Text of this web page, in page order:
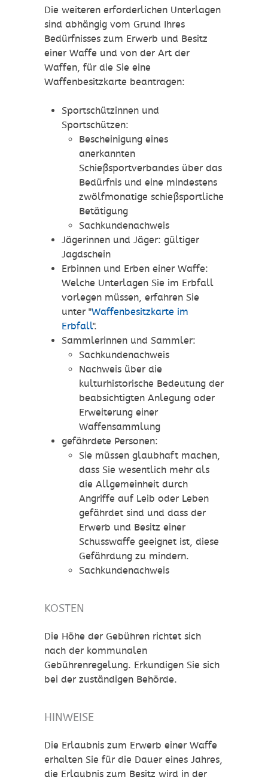
Die weiteren erforderlichen Unterlagen
sind abhängig vom Grund Ihres
Bedürfnisses zum Erwerb und Besitz
einer Waffe und von der Art der
Waffen, für die Sie eine
Waffenbesitzkarte beantragen:
Sportschützinnen und
Sportschützen:
Bescheinigung eines
anerkannten
Schießsportverbandes über das
Bedürfnis und eine mindestens
zwölfmonatige schießsportliche
Betätigung
Sachkundenachweis
Jägerinnen und Jäger: gültiger
Jagdschein
Erbinnen und Erben einer Waffe:
Welche Unterlagen Sie im Erbfall
vorlegen müssen, erfahren Sie
unter "Waffenbesitzkarte im
Erbfall".
Sammlerinnen und Sammler:
Sachkundenachweis
Nachweis über die
kulturhistorische Bedeutung der
beabsichtigten Anlegung oder
Erweiterung einer
Waffensammlung
gefährdete Personen:
Sie müssen glaubhaft machen,
dass Sie wesentlich mehr als
die Allgemeinheit durch
Angriffe auf Leib oder Leben
gefährdet sind und dass der
Erwerb und Besitz einer
Schusswaffe geeignet ist, diese
Gefährdung zu mindern.
Sachkundenachweis
KOSTEN
Die Höhe der Gebühren richtet sich
nach der kommunalen
Gebührenregelung. Erkundigen Sie sich
bei der zuständigen Behörde.
HINWEISE
Die Erlaubnis zum Erwerb einer Waffe
erhalten Sie für die Dauer eines Jahres,
die Erlaubnis zum Besitz wird in der